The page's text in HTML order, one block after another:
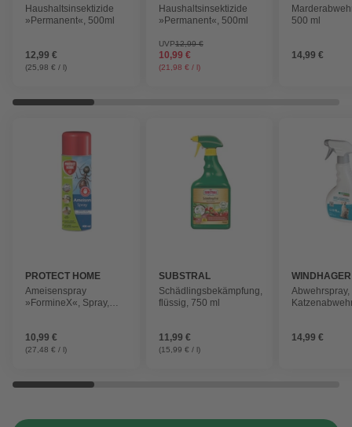
Haushaltsinsektizide
»Permanent«, 500ml
12,99 €
(25,98 € / l)
Haushaltsinsektizide
»Permanent«, 500ml
UVP12,99 €
10,99 €
(21,98 € / l)
500 ml
14,99 €
PROTECT HOME
Ameisenspray
»FormineX«, Spray,
10,99 €
(27,48 € / l)
SUBSTRAL
Schädlingsbekämpfung,
flüssig, 750 ml
11,99 €
(15,99 € / l)
WINDHAGER
14,99 €